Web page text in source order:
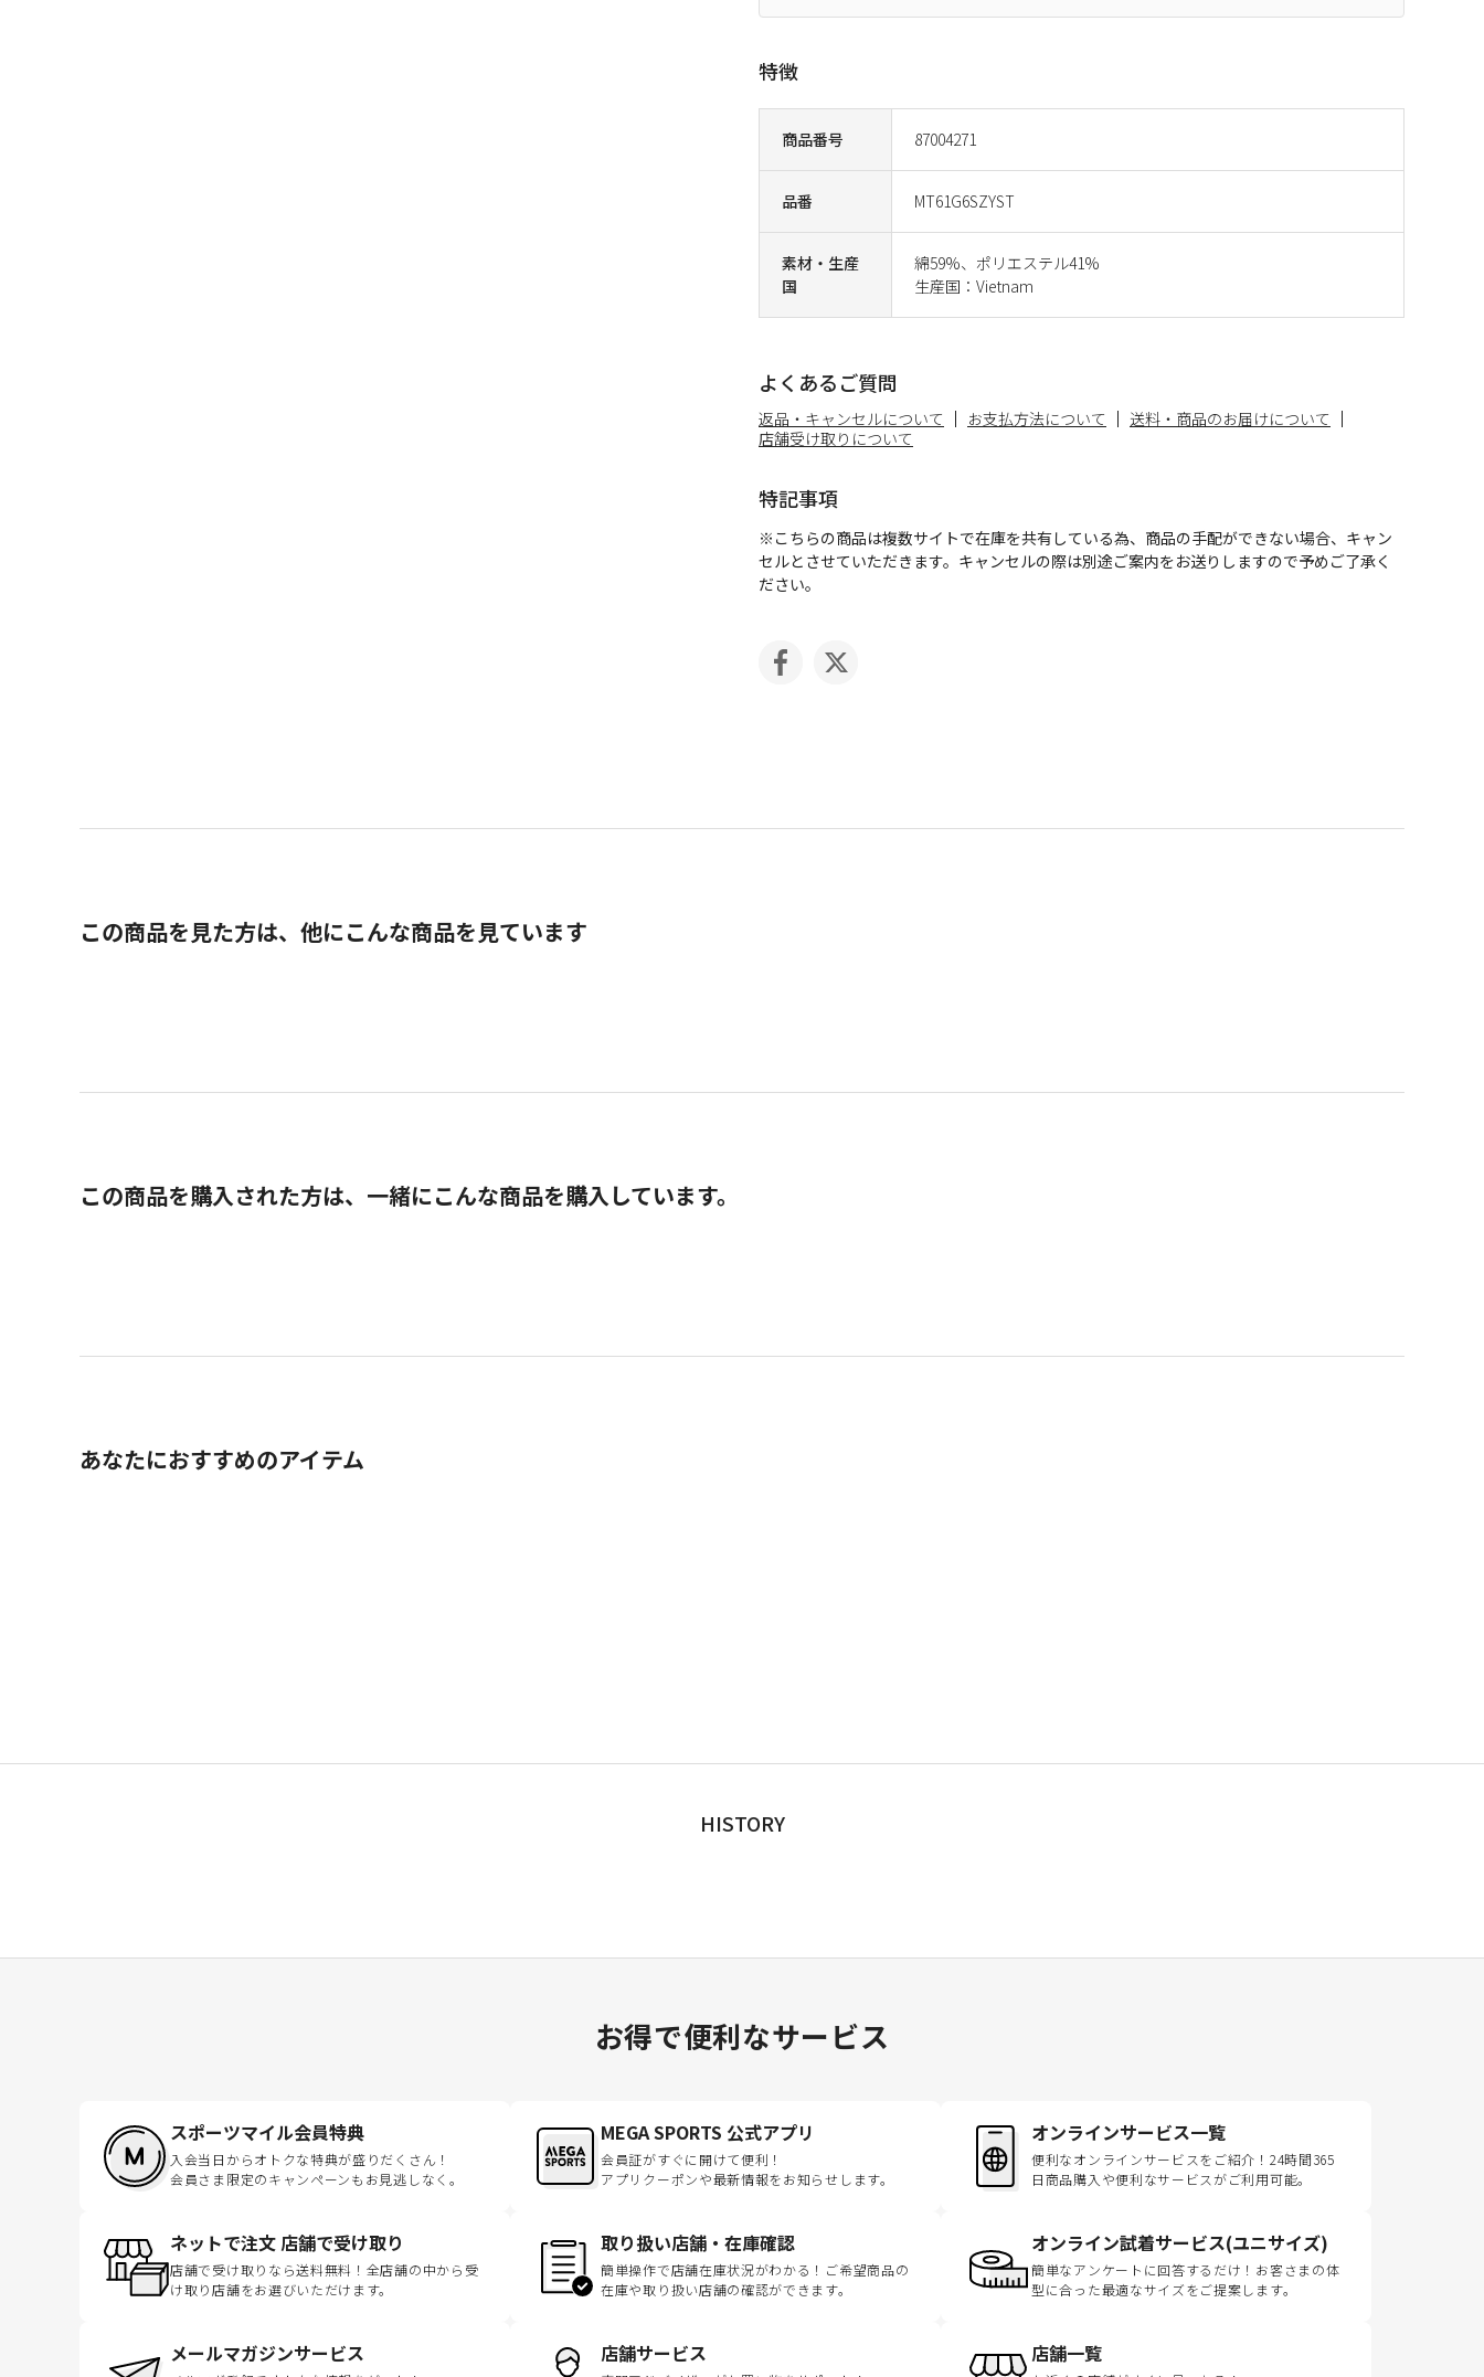
商品番号 87004271
品番 MT61G6SZYST
素材・生産
国
綿59%、ポリエステル41%
生産国：Vietnam
特徴
よくあるご質問
返品・キャンセルについて お支払方法について
送料・商品のお届けについて
店舗受け取りについて
特記事項
※こちらの商品は複数サイトで在庫を共有している為、商品の手配ができない場合、キャン
セルとさせていただきます。キャンセルの際は別途ご案内をお送りしますので予めご了承く
ださい。
この商品を見た方は、他にこんな商品を見ています
この商品を購入された方は、一緒にこんな商品を購入しています。
あなたにおすすめのアイテム
HISTORY
お得で便利なサービス
スポーツマイル会員特典
入会当日からオトクな特典が盛りだくさん！
会員さま限定のキャンペーンもお見逃しなく。
MEGA SPORTS 公式アプリ
会員証がすぐに開けて便利！
アプリクーポンや最新情報をお知らせします。
オンラインサービス一覧
便利なオンラインサービスをご紹介！24時間365
日商品購入や便利なサービスがご利用可能。
ネットで注文 店舗で受け取り
店舗で受け取りなら送料無料！全店舗の中から受
け取り店舗をお選びいただけます。
取り扱い店舗・在庫確認
簡単操作で店舗在庫状況がわかる！ご希望商品の
在庫や取り扱い店舗の確認ができます。
オンライン試着サービス(ユニサイズ)
簡単なアンケートに回答するだけ！お客さまの体
型に合った最適なサイズをご提案します。
メールマガジンサービス 店舗サービス 店舗一覧